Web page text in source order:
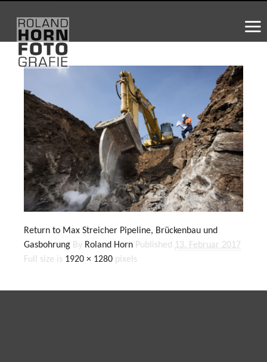
Return to Max Streicher Pipeline, Brückenbau und
Gasbohrung By Roland Horn Published 13. Februar 2017
Full size is 1920 × 1280 pixels